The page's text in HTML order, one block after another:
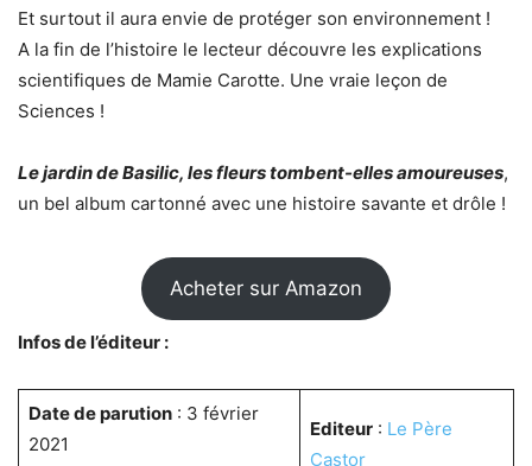
Et surtout il aura envie de protéger son environnement !
A la fin de l’histoire le lecteur découvre les explications
scientifiques de Mamie Carotte. Une vraie leçon de
Sciences !
Le jardin de Basilic, les fleurs tombent-elles amoureuses,
un bel album cartonné avec une histoire savante et drôle !
Acheter sur Amazon
Infos de l’éditeur :
Date de parution: 3 février
2021
Editeur: Le Père
Castor